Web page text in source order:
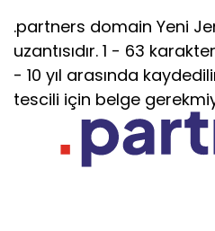
.partners domain Yeni
uzantısıdır. 1 - 63
- 10 yıl arasında
tescili için belge